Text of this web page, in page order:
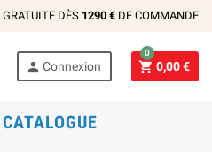
DÈS 1290 € DE COMMANDE
 Connexion  0,00 €
0
CATALOGUE